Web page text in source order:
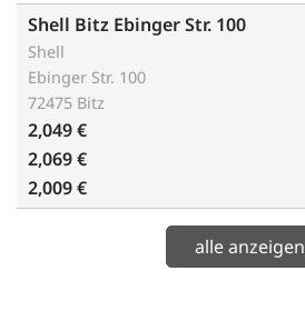
Shell Bitz Ebinger Str. 100
Shell
Ebinger Str. 100
72475 Bitz
2,049 €
2,069 €
2,009 €
alle anzeigen